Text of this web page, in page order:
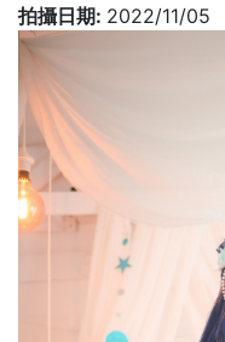
拍攝日期: 2022/11/05